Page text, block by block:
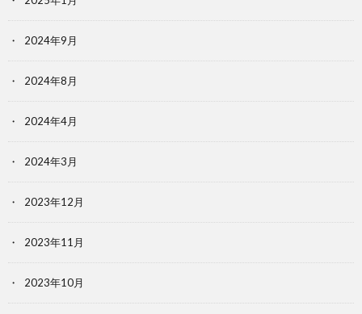
2024年9月
2024年8月
2024年4月
2024年3月
2023年12月
2023年11月
2023年10月